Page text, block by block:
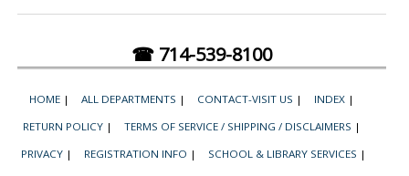
☎ 714-539-8100
HOME | ALL DEPARTMENTS | CONTACT-VISIT US | INDEX |
RETURN POLICY | TERMS OF SERVICE / SHIPPING / DISCLAIMERS |
PRIVACY | REGISTRATION INFO | SCHOOL & LIBRARY SERVICES |